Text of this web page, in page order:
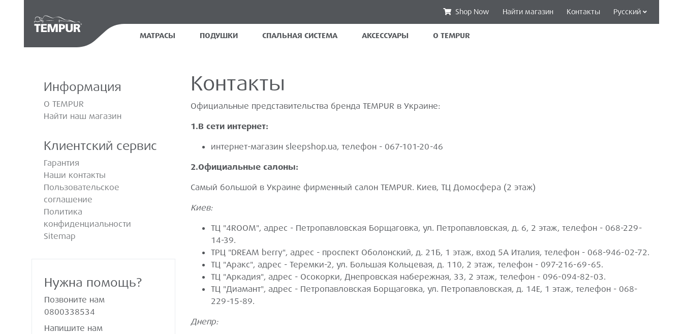
Shop Now Найти магазин Контакты Русский
МАТРАСЫ ПОДУШКИ СПАЛЬНАЯ СИСТЕМА АКСЕССУАРЫ О TEMPUR
Контакты
Официальные представительства бренда TEMPUR в Украине:
1.В сети интернет:
интернет-магазин sleepshop.ua, телефон - 067-101-20-46
2.Официальные салоны:
Самый большой в Украине фирменный салон TEMPUR. Киев, ТЦ Домосфера (2 этаж)
Киев:
ТЦ "4ROOM", адрес - Петропавловская Борщаговка, ул. Петропавловская, д. 6, 2 этаж, телефон - 068-229-
14-39.
ТРЦ "DREAM berry", адрес - проспект Оболонский, д. 21Б, 1 этаж, вход 5А Италия, телефон - 068-946-02-72.
ТЦ "Аракс", адрес - Теремки-2, ул. Большая Кольцевая, д. 110, 2 этаж, телефон - 097-216-69-65.
ТЦ "Аркадия", адрес - Осокорки, Днепровская набережная, 33, 2 этаж, телефон - 096-094-82-03.
ТЦ "Диамант", адрес - Петропавловская Борщаговка, ул. Петропавловская, д. 14Е, 1 этаж, телефон - 068-
229-15-89.
Днепр:
Информация
О TEMPUR
Найти наш магазин
Клиентский сервис
Гарантия
Наши контакты
Пользовательское
соглашение
Политика
конфиденциальности
Sitemap
Нужна помощь?
Позвоните нам
0800338534
Напишите нам